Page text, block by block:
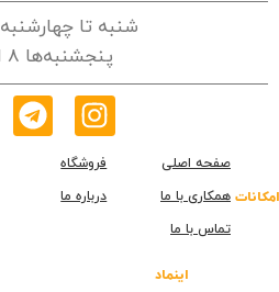
شنبه تا چهارشنبه 8 الی 17
پنجشنبه‌ها 8 الی 14
امکانات
صفحه اصلی فروشگاه
همکاری با ما
درباره ما
تماس با ما
اینماد